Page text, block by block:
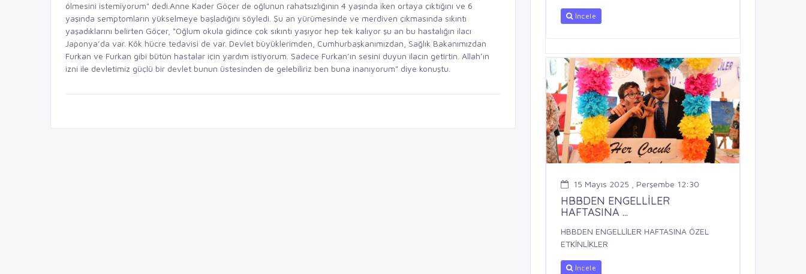
ölmesini istemiyorum" dedi.Anne Kader Göçer de oğlunun rahatsızlığının 4 yaşında iken ortaya çıktığını ve 6
yaşında semptomların yükselmeye başladığını söyledi. Şu an yürümesinde ve merdiven çıkmasında sıkıntı
yaşadıklarını belirten Göçer, "Oğlum okula gidince çok sıkıntı yaşıyor hep tek kalıyor şu an bu hastalığın ilacı
Japonya’da var. Kök hücre tedavisi de var. Devlet büyüklerimden, Cumhurbaşkanımızdan, Sağlık Bakanımızdan
Furkan ve Furkan gibi bütün hastalar için yardım istiyorum. Sadece Furkan’ın sesini duyun ilacın getirtin. Allah’ın
izni ile devletimiz güçlü bir devlet bunun üstesinden de gelebiliriz ben buna inanıyorum" diye konuştu.
İncele
15 Mayıs 2025 , Perşembe 12:30
HBBDEN ENGELLİLER
HAFTASINA ...
HBBDEN ENGELLİLER HAFTASINA ÖZEL
ETKİNLİKLER
İncele